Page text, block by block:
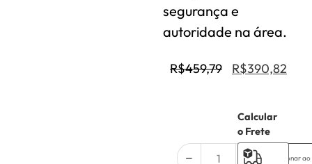
segurança e
autoridade na área.
R$459,79 R$390,82
Adicionar
Calcular
o Frete